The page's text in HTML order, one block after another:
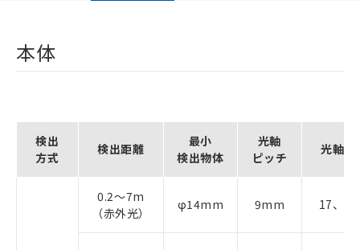
本体
検出
方式
検出距離
最小
検出物体
光軸
ピッチ
光軸数
0.2～7m
（赤外光）
φ14mm 9mm 17、27